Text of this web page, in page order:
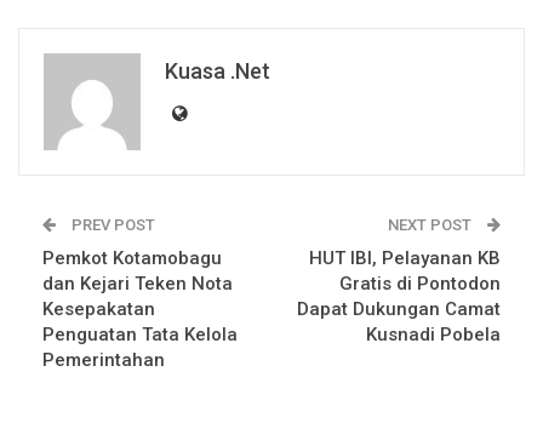
Kuasa .net
PREV POST
Pemkot Kotamobagu
dan Kejari Teken Nota
Kesepakatan
Penguatan Tata Kelola
Pemerintahan
NEXT POST
HUT IBI, Pelayanan KB
Gratis di Pontodon
Dapat Dukungan Camat
Kusnadi Pobela